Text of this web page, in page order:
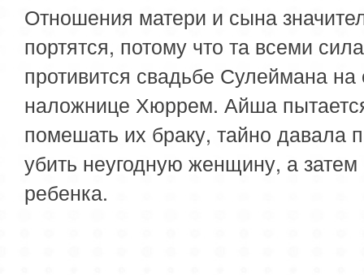
Отношения матери и сына
портятся, потому что та всеми
противится свадьбе Сулеймана на
наложнице Хюррем. Айша
помешать их браку, тайно давала
убить неугодную женщину, а затем
ребенка.